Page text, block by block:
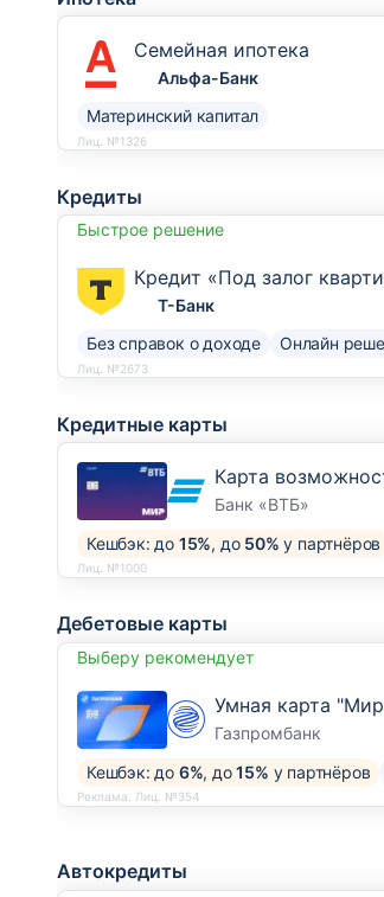
Семейная ипотека
Альфа-Банк
Материнский капитал
Лиц. №1326
Кредиты
Быстрое решение
Кредит «Под залог
Т-Банк
Без справок о доходе Онлайн
Лиц. №2673
Кредитные карты
Карта
Банк «ВТБ»
Кешбэк: до 15%, до 50% у партнёров
Лиц. №1000
Дебетовые карты
Выберу рекомендует
Умная карта
Газпромбанк
Кешбэк: до 6%, до15% у партнёров
Реклама. Лиц. №354
Автокредиты